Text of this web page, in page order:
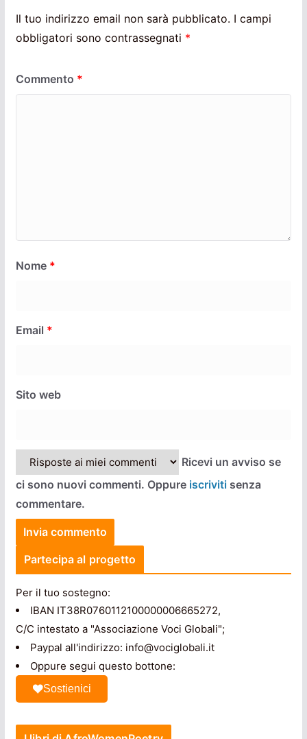
Il tuo indirizzo email non sarà pubblicato. I campi
obbligatori sono contrassegnati *
Commento *
Nome *
Email *
Sito web
Ricevi un avviso se
ci sono nuovi commenti. Oppure iscrivitisenza
commentare.
Partecipa al progetto
Per il tuo sostegno:
IBAN IT38R0760112100000006665272,
C/C intestato a "Associazione Voci Globali";
Paypal all'indirizzo: info@vociglobali.it
Oppure segui questo bottone:
Sostienici